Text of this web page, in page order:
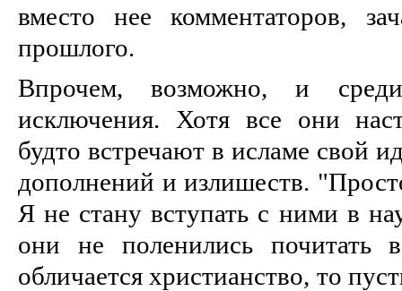
вместо нее комментаторов,
прошлого.
Впрочем, возможно, и
исключения. Хотя все они
будто встречают в исламе свой
дополнений и излишеств.
Я не стану вступать с ними в
они не поленились почитать
обличается христианство, то